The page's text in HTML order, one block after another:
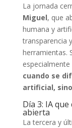
La jornada
Miguel, que
humana y
transparencia
herramientas.
cuando se
artificial,
Día 3: IA
abierta
La tercera y